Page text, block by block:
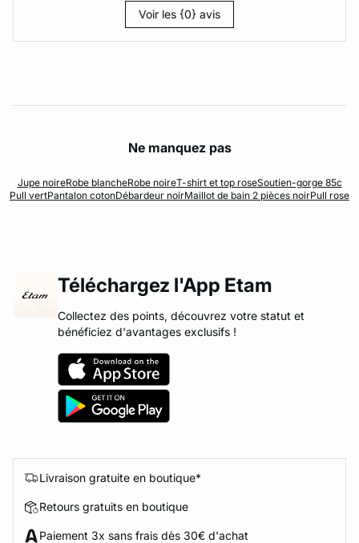
Voir les {0} avis
Ne manquez pas
Jupe noireRobe blancheRobe noireT-shirt et top roseSoutien-gorge 85c
Pull vertPantalon cotonDébardeur noirMaillot de bain 2 pièces noirPull rose
Téléchargez l'App Etam
Collectez des points, découvrez votre statut et
bénéficiez d'avantages exclusifs !
Livraison gratuite en boutique*
Retours gratuits en boutique
Paiement 3x sans frais dès 30€ d'achat